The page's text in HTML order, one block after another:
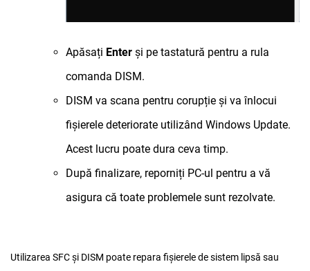
Apăsați Enter și pe tastatură pentru a rula
comanda DISM.
DISM va scana pentru corupție și va înlocui
fișierele deteriorate utilizând Windows Update.
Acest lucru poate dura ceva timp.
După finalizare, reporniți PC-ul pentru a vă
asigura că toate problemele sunt rezolvate.
Utilizarea SFC și DISM poate repara fișierele de sistem lipsă sau